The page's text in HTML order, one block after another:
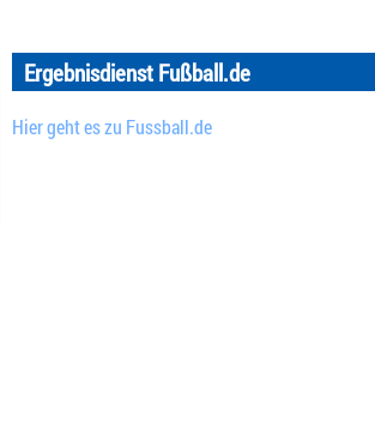
Ergebnisdienst Fußball.de
Hier geht es zu Fussball.de